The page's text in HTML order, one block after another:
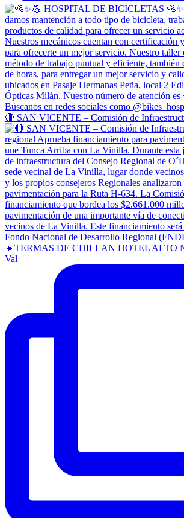
🔴 SAN VICENTE – Comisión de
🔹TERMAS DE CHILLAN HOTEL ALTO
Val